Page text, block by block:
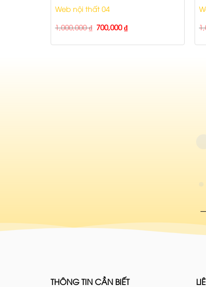
Web nội thất 04
1,000,000₫ 700,000₫
THÔNG TIN CẦN BIẾT